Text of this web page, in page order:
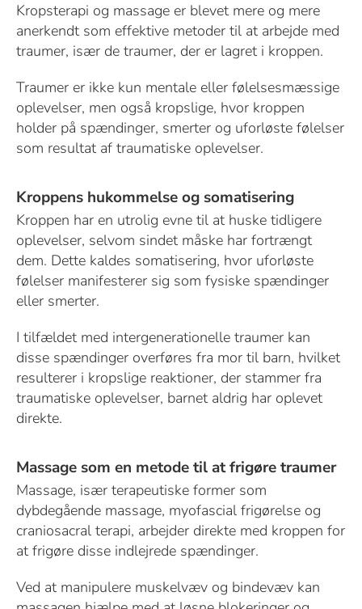
Kropsterapi og massage er blevet mere og mere
anerkendt som effektive metoder til at arbejde med
traumer, især de traumer, der er lagret i kroppen.
Traumer er ikke kun mentale eller følelsesmæssige
oplevelser, men også kropslige, hvor kroppen
holder på spændinger, smerter og uforløste følelser
som resultat af traumatiske oplevelser.
Kroppens hukommelse og somatisering
Kroppen har en utrolig evne til at huske tidligere
oplevelser, selvom sindet måske har fortrængt
dem. Dette kaldes somatisering, hvor uforløste
følelser manifesterer sig som fysiske spændinger
eller smerter.
I tilfældet med intergenerationelle traumer kan
disse spændinger overføres fra mor til barn, hvilket
resulterer i kropslige reaktioner, der stammer fra
traumatiske oplevelser, barnet aldrig har oplevet
direkte.
Massage som en metode til at frigøre traumer
Massage, især terapeutiske former som
dybdegående massage, myofascial frigørelse og
craniosacral terapi, arbejder direkte med kroppen for
at frigøre disse indlejrede spændinger.
Ved at manipulere muskelvæv og bindevæv kan